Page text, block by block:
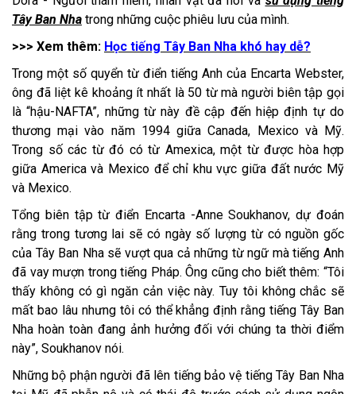
Tây Ban Nha trong những cuộc phiêu lưu của mình.
>>> Xem thêm: Học tiếng Tây Ban Nha khó hay dễ?
Trong một số quyển từ điển tiếng Anh của Encarta Webster,
ông đã liệt kê khoảng ít nhất là 50 từ mà người biên tập gọi
là “hậu-NAFTA”, những từ này đề cập đến hiệp định tự do
thương mại vào năm 1994 giữa Canada, Mexico và Mỹ.
Trong số các từ đó có từ Amexica, một từ được hòa hợp
giữa America và Mexico để chỉ khu vực giữa đất nước Mỹ
và Mexico.
Tổng biên tập từ điển Encarta -Anne Soukhanov, dự đoán
rằng trong tương lai sẽ có ngày số lượng từ có nguồn gốc
của Tây Ban Nha sẽ vượt qua cả những từ ngữ mà tiếng Anh
đã vay mượn trong tiếng Pháp. Ông cũng cho biết thêm: “Tôi
thấy không có gì ngăn cản việc này. Tuy tôi không chắc sẽ
mất bao lâu nhưng tôi có thể khẳng định rằng tiếng Tây Ban
Nha hoàn toàn đang ảnh hưởng đối với chúng ta thời điểm
này”, Soukhanov nói.
Những bộ phận người đã lên tiếng bảo vệ tiếng Tây Ban Nha